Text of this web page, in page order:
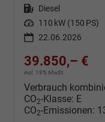
Kraftstoff Diesel
Leistung 110 kW (150 PS)
22.06.2026
39.850,– €
incl. 19% MwSt.
Verbrauch
CO2-Klasse: E
CO2-Emissionen: